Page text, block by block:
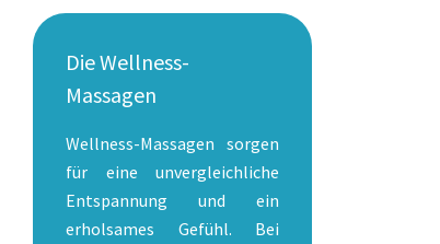
Die Wellness-
Massagen
Wellness-Massagen sorgen
für eine unvergleichliche
Entspannung und ein
erholsames Gefühl. Bei